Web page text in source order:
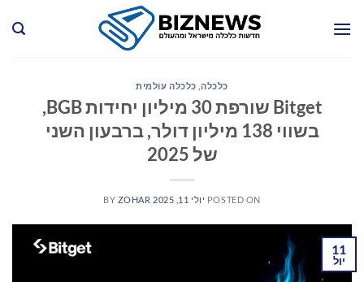
כלכלה, כלכלה עולמית
Bitget שורפת 30 מיליון יחידות BGB,
בשווי 138 מיליון דולר, ברבעון השני
של 2025
POSTED ON יולי 11, 2025 BY ZOHAR
11
יול